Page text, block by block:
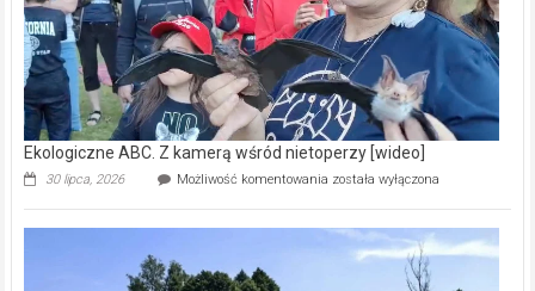
Ekologiczne ABC. Z kamerą wśród nietoperzy [wideo]
30 lipca, 2026 Możliwość komentowania Ekologiczne
kamerą
wśród
została wyłączona